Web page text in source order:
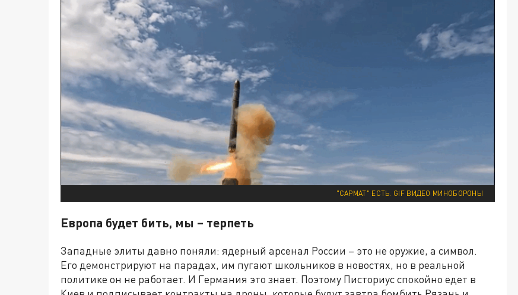
"САРМАТ" ЕСТЬ. GIF ВИДЕО МИНОБОРОНЫ
Европа будет бить, мы – терпеть
Западные элиты давно поняли: ядерный арсенал России – это не оружие, а символ.
Его демонстрируют на парадах, им пугают школьников в новостях, но в реальной
политике он не работает. И Германия это знает. Поэтому Писториус спокойно едет в